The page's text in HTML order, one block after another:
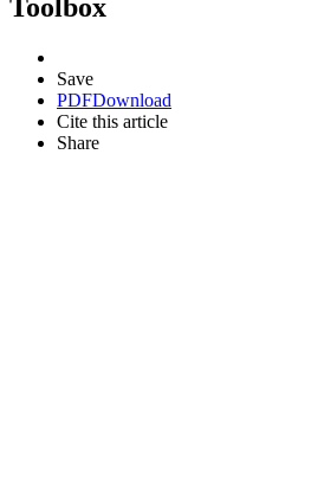
Toolbox
Save
PDFDownload
Cite this article
Share